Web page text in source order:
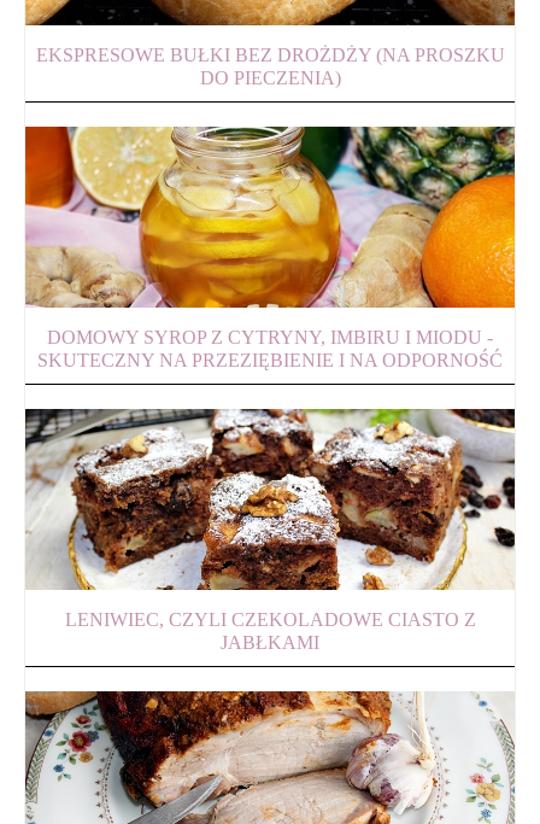
EKSPRESOWE BUŁKI BEZ DROŻDŻY (NA PROSZKU
DO PIECZENIA)
DOMOWY SYROP Z CYTRYNY, IMBIRU I MIODU -
SKUTECZNY NA PRZEZIĘBIENIE I NA ODPORNOŚĆ
LENIWIEC, CZYLI CZEKOLADOWE CIASTO Z
JABŁKAMI